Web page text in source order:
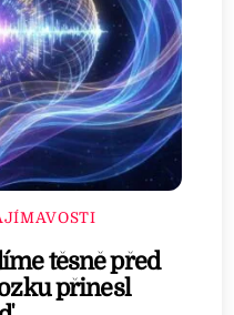
těsně před
přinesl